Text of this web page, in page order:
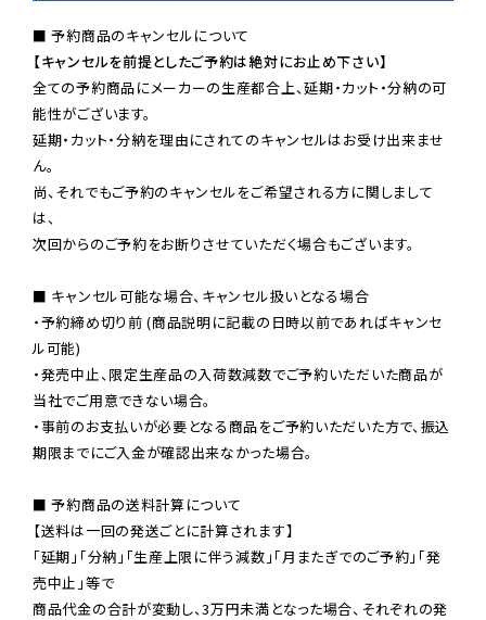
【キャンセルを前提としたご予約は絶対にお止め下さい】
全ての予約商品にメーカーの生産都合上、延期・カット・分納の可
能性がございます。
延期・カット・分納を理由にされてのキャンセルはお受け出来ませ
ん。
尚、それでもご予約のキャンセルをご希望される方に関しまして
は、
次回からのご予約をお断りさせていただく場合もございます。
■ キャンセル可能な場合、キャンセル扱いとなる場合
・予約締め切り前 (商品説明に記載の日時以前であればキャンセ
ル可能)
・発売中止、限定生産品の入荷数減数でご予約いただいた商品が
当社でご用意できない場合。
・事前のお支払いが必要となる商品をご予約いただいた方で、振込
期限までにご入金が確認出来なかった場合。
■ 予約商品の送料計算について
【送料は一回の発送ごとに計算されます】
「延期」「分納」「生産上限に伴う減数」「月またぎでのご予約」「発
売中止」等で
商品代金の合計が変動し、3万円未満となった場合、それぞれの発